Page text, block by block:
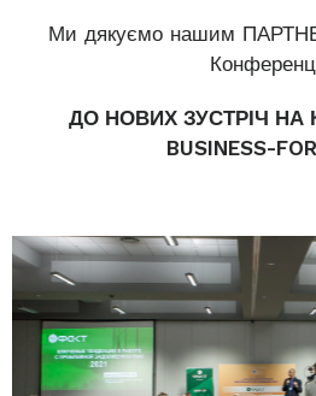
Ми дякуємо нашим
ДО НОВИХ ЗУСТРІЧ НА
BUSINESS-